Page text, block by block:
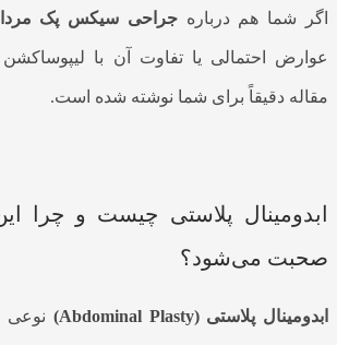
اگر شما هم دربارهجراحی سیکس پک
عوارض احتمالی یا تفاوت آن با لیپوساکشن
مقاله دقیقاً برای شما نوشته شده است.
ابدومینال پلاستی چیست و چرا
صحبت می‌شود؟
ابدومینال پلاستی (Abdominal Plasty) نوعی